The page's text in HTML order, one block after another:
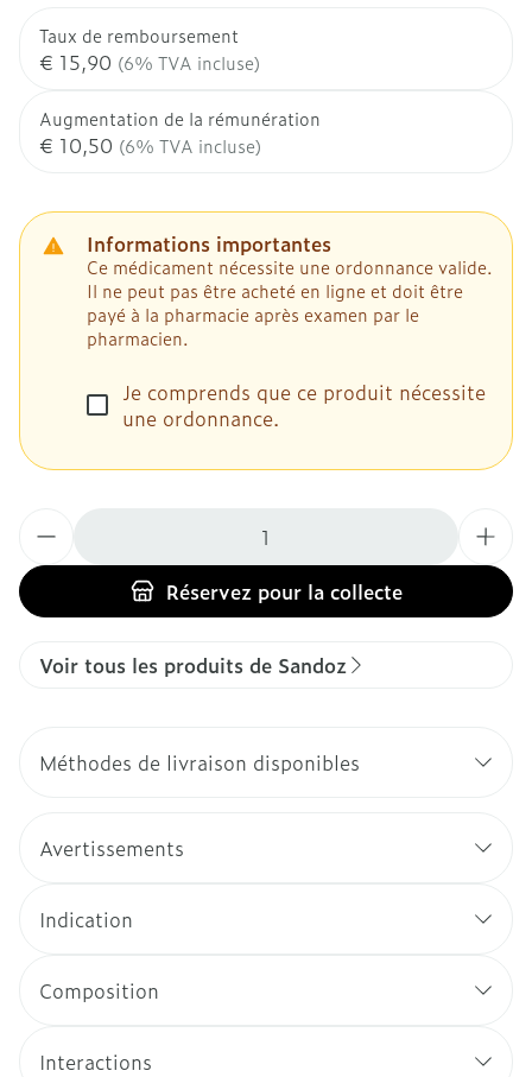
Taux de remboursement
€ 15,90 (6% TVA incluse)
Augmentation de la rémunération
€ 10,50 (6% TVA incluse)
Informations importantes
Ce médicament nécessite une ordonnance valide.
Il ne peut pas être acheté en ligne et doit être
payé à la pharmacie après examen par le
pharmacien.
Je comprends que ce produit nécessite
une ordonnance.
Réservezpour la collecte
Voir tous les produits de Sandoz
Méthodes de livraison disponibles
Avertissements
Indication
Composition
Interactions